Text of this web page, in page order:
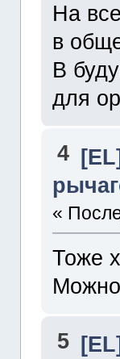
На
в
В
для
4
«
Тоже
Можно
5